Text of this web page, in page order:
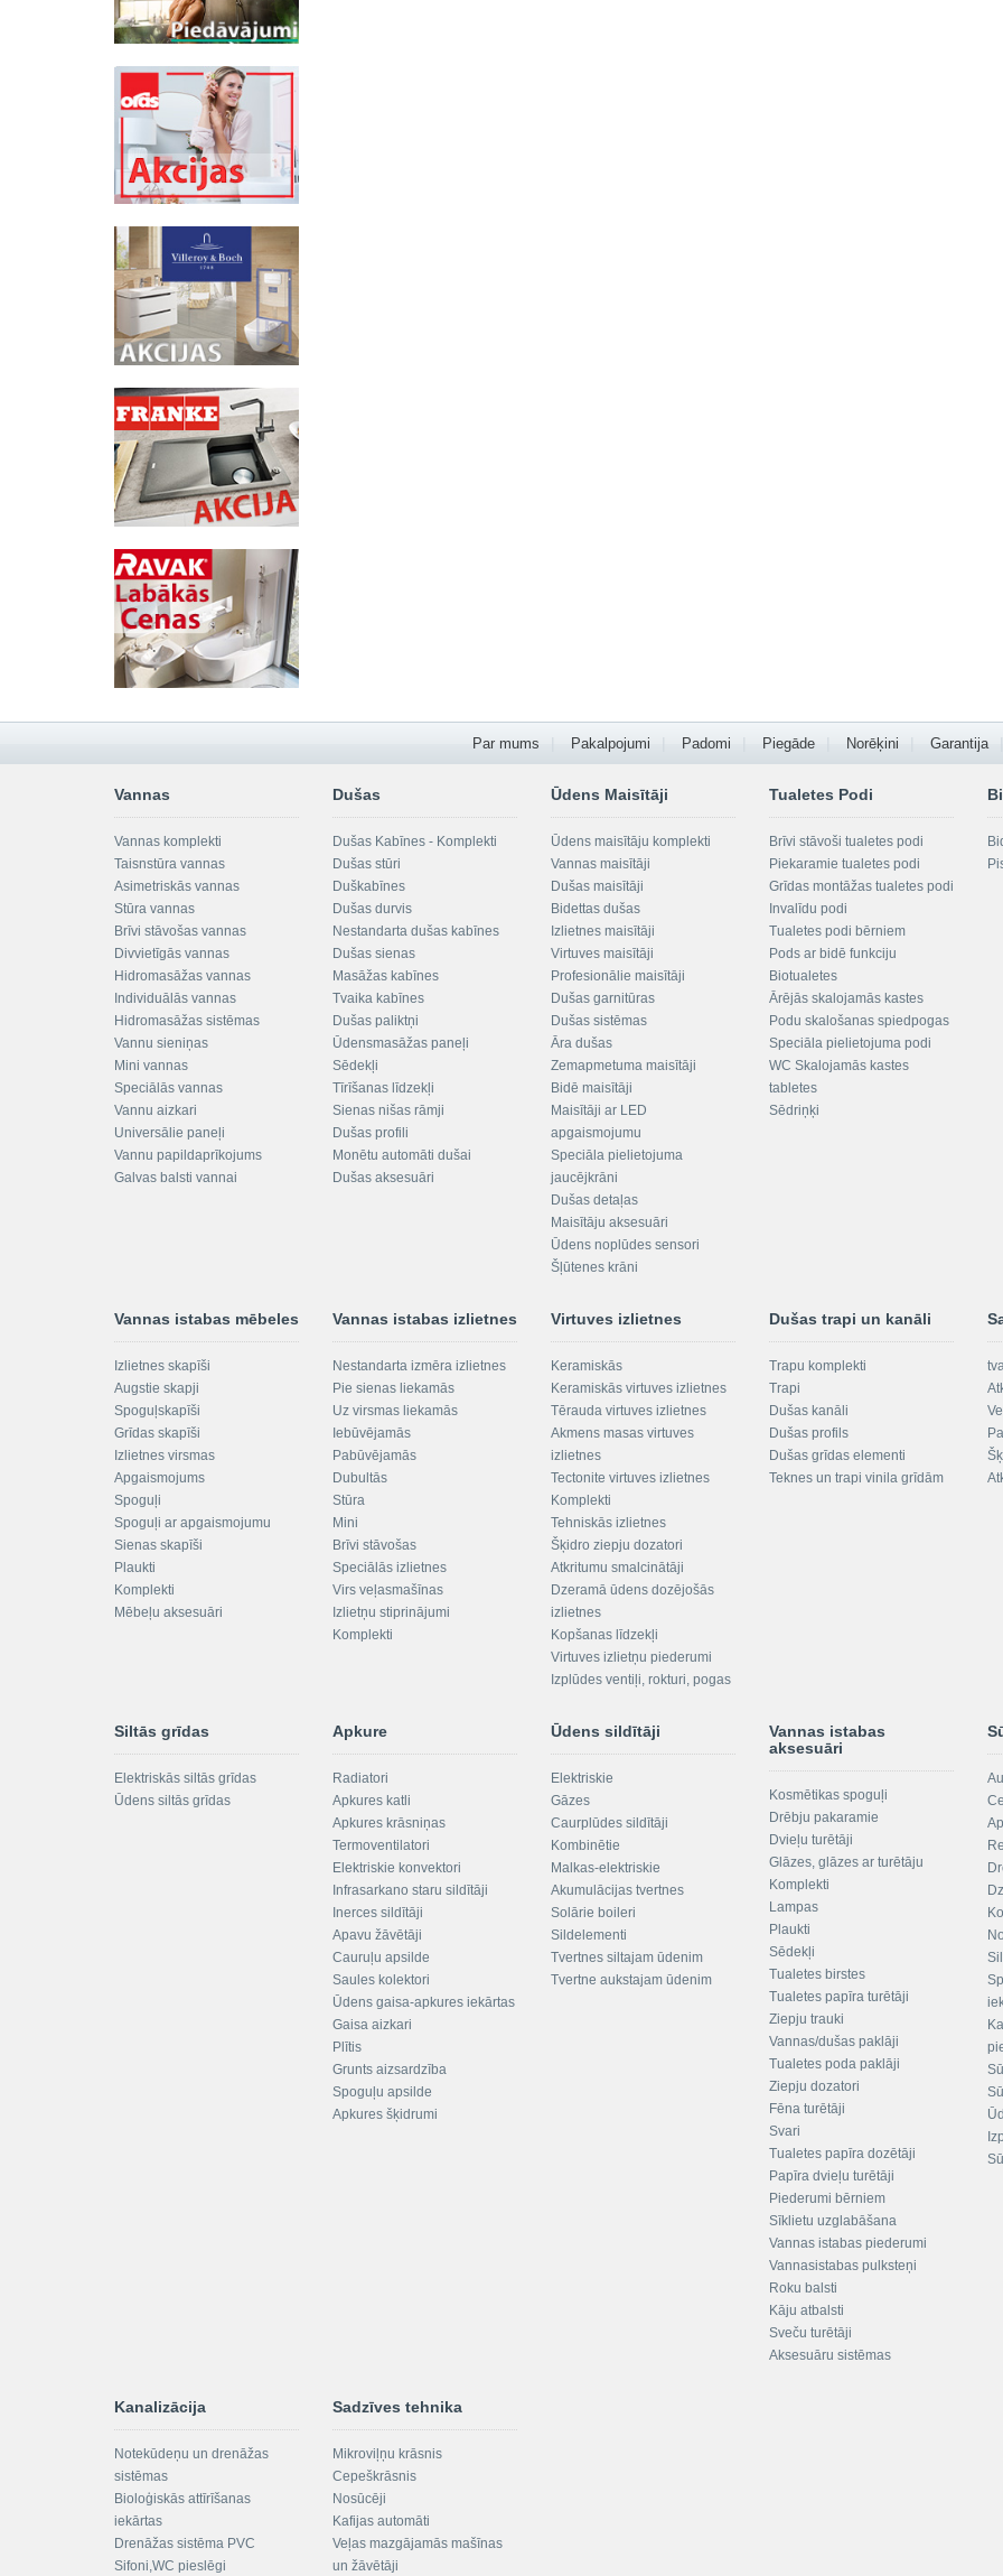
Par mums Pakalpojumi Padomi Piegāde Norēķini Garantija
Vannas
Vannas komplekti
Taisnstūra vannas
Asimetriskās vannas
Stūra vannas
Brīvi stāvošas vannas
Divvietīgās vannas
Hidromasāžas vannas
Individuālās vannas
Hidromasāžas sistēmas
Vannu sieniņas
Mini vannas
Speciālās vannas
Vannu aizkari
Universālie paneļi
Vannu papildaprīkojums
Galvas balsti vannai
Dušas
Dušas Kabīnes - Komplekti
Dušas stūri
Duškabīnes
Dušas durvis
Nestandarta dušas kabīnes
Dušas sienas
Masāžas kabīnes
Tvaika kabīnes
Dušas paliktņi
Ūdensmasāžas paneļi
Sēdekļi
Tīrīšanas līdzekļi
Sienas nišas rāmji
Dušas profili
Monētu automāti dušai
Dušas aksesuāri
Ūdens Maisītāji
Ūdens maisītāju komplekti
Vannas maisītāji
Dušas maisītāji
Bidettas dušas
Izlietnes maisītāji
Virtuves maisītāji
Profesionālie maisītāji
Dušas garnitūras
Dušas sistēmas
Āra dušas
Zemapmetuma maisītāji
Bidē maisītāji
Maisītāji ar LED
apgaismojumu
Speciāla pielietojuma
jaucējkrāni
Dušas detaļas
Maisītāju aksesuāri
Ūdens noplūdes sensori
Šļūtenes krāni
Tualetes Podi
Brīvi stāvoši tualetes podi
Piekaramie tualetes podi
Grīdas montāžas tualetes podi
Invalīdu podi
Tualetes podi bērniem
Pods ar bidē funkciju
Biotualetes
Ārējās skalojamās kastes
Podu skalošanas spiedpogas
Speciāla pielietojuma podi
WC Skalojamās kastes
tabletes
Sēdriņķi
Vannas istabas mēbeles
Izlietnes skapīši
Augstie skapji
Spoguļskapīši
Grīdas skapīši
Izlietnes virsmas
Apgaismojums
Spoguļi
Spoguļi ar apgaismojumu
Sienas skapīši
Plaukti
Komplekti
Mēbeļu aksesuāri
Vannas istabas izlietnes
Nestandarta izmēra izlietnes
Pie sienas liekamās
Uz virsmas liekamās
Iebūvējamās
Pabūvējamās
Dubultās
Stūra
Mini
Brīvi stāvošas
Speciālās izlietnes
Virs veļasmašīnas
Izlietņu stiprinājumi
Komplekti
Virtuves izlietnes
Keramiskās
Keramiskās virtuves izlietnes
Tērauda virtuves izlietnes
Akmens masas virtuves
izlietnes
Tectonite virtuves izlietnes
Komplekti
Tehniskās izlietnes
Šķidro ziepju dozatori
Atkritumu smalcinātāji
Dzeramā ūdens dozējošās
izlietnes
Kopšanas līdzekļi
Virtuves izlietņu piederumi
Izplūdes ventiļi, rokturi, pogas
Dušas trapi un kanāli
Trapu komplekti
Trapi
Dušas kanāli
Dušas profils
Dušas grīdas elementi
Teknes un trapi vinila grīdām
Siltās grīdas
Elektriskās siltās grīdas
Ūdens siltās grīdas
Apkure
Radiatori
Apkures katli
Apkures krāsniņas
Termoventilatori
Elektriskie konvektori
Infrasarkano staru sildītāji
Inerces sildītāji
Apavu žāvētāji
Cauruļu apsilde
Saules kolektori
Ūdens gaisa-apkures iekārtas
Gaisa aizkari
Plītis
Grunts aizsardzība
Spoguļu apsilde
Apkures šķidrumi
Ūdens sildītāji
Elektriskie
Gāzes
Caurplūdes sildītāji
Kombinētie
Malkas-elektriskie
Akumulācijas tvertnes
Solārie boileri
Sildelementi
Tvertnes siltajam ūdenim
Tvertne aukstajam ūdenim
Vannas istabas
aksesuāri
Kosmētikas spoguļi
Drēbju pakaramie
Dvieļu turētāji
Glāzes, glāzes ar turētāju
Komplekti
Lampas
Plaukti
Sēdekļi
Tualetes birstes
Tualetes papīra turētāji
Ziepju trauki
Vannas/dušas paklāji
Tualetes poda paklāji
Ziepju dozatori
Fēna turētāji
Svari
Tualetes papīra dozētāji
Papīra dvieļu turētāji
Piederumi bērniem
Sīklietu uzglabāšana
Vannas istabas piederumi
Vannasistabas pulksteņi
Roku balsti
Kāju atbalsti
Sveču turētāji
Aksesuāru sistēmas
Kanalizācija
Notekūdeņu un drenāžas
sistēmas
Bioloģiskās attīrīšanas
iekārtas
Drenāžas sistēma PVC
Sifoni,WC pieslēgi
Sadzīves tehnika
Mikroviļņu krāsnis
Cepeškrāsnis
Nosūcēji
Kafijas automāti
Veļas mazgājamās mašīnas
un žāvētāji